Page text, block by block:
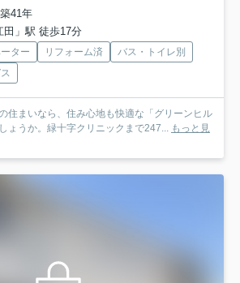
41年
田」駅 徒歩17分
ター リフォーム済
バス・トイレ別
住まいなら、住み心地も快適な「グリーンヒル
ょうか。緑十字クリニックまで247... もっと見